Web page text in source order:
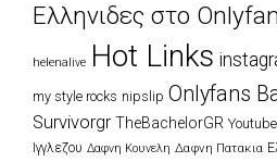
Eλληνιδες στο
helenalive Hot Links
my style rocks nipslip Onlyfans
Survivorgr TheBachelorGR
Ιγγλεζου Δαφνη Κουνελη Δαφνη Πατακια